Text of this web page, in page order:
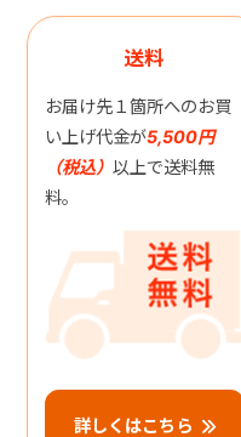
送料
お届け先１箇所へのお買
い上げ代金が5,500円
（税込） 以上で送料無
料。
詳しくはこちら